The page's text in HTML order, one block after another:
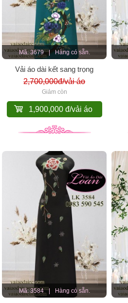
Mã: 3679 | Hàng có sẵn.
Vải áo dài kết sang trọng
2,700,000đ/vải áo
Giảm còn
1,900,000 đ/vải áo
Mã: 3584 | Hàng có sẵn.